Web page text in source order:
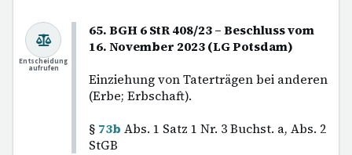
65. BGH 6 StR 408/23 – Beschluss vom
16. November 2023 (LG Potsdam)
Einziehung von Taterträgen bei anderen
(Erbe; Erbschaft).
§ 73b Abs. 1 Satz 1 Nr. 3 Buchst. a, Abs. 2
StGB
Entscheidung
aufrufen